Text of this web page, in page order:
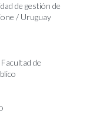
de gestión de
/ Uruguay
de